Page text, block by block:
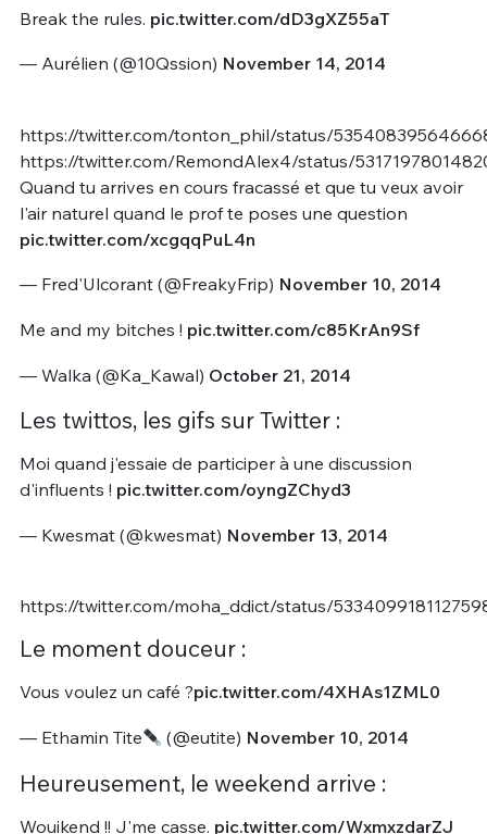
Break the rules. pic.twitter.com/dD3gXZ55aT
— Aurélien (@10Qssion) November 14, 2014
https://twitter.com/tonton_phil/status/
https://twitter.com/RemondAlex4/status/
Quand tu arrives en cours fracassé et que tu veux avoir
l'air naturel quand le prof te poses une question
pic.twitter.com/xcgqqPuL4n
— Fred'Ulcorant (@FreakyFrip) November 10, 2014
Me and my bitches ! pic.twitter.com/c85KrAn9Sf
— Walka (@Ka_Kawal) October 21, 2014
Les twittos, les gifs sur Twitter :
Moi quand j'essaie de participer à une discussion
d'influents ! pic.twitter.com/oyngZChyd3
— Kwesmat (@kwesmat) November 13, 2014
https://twitter.com/moha_ddict/status/
Le moment douceur :
Vous voulez un café ?pic.twitter.com/4XHAs1ZML0
— Ethamin Tite (@eutite) November 10, 2014
Heureusement, le weekend arrive :
Wouikend !! J'me casse. pic.twitter.com/WxmxzdarZJ